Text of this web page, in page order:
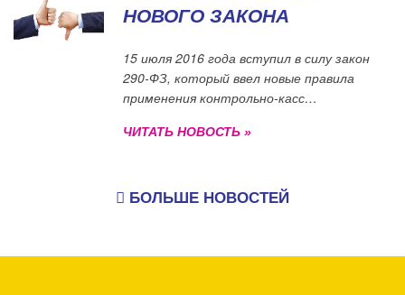
НОВОГО ЗАКОНА
15 июля 2016 года вступил в силу закон
290-ФЗ, который ввел новые правила
применения контрольно-касс…
ЧИТАТЬ НОВОСТЬ »
БОЛЬШЕ НОВОСТЕЙ